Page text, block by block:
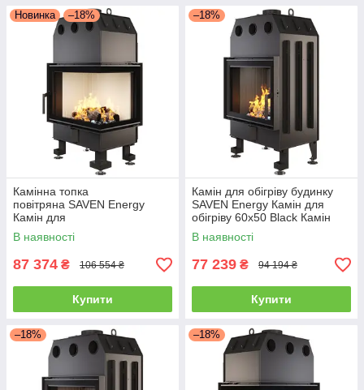
Новинка –18%
Камінна топка
повітряна SAVEN Energy
Камін для
оопалення 65х50х47R Кутова
топка (14,5 кВт) ECO
В наявності
87 374 ₴ 106 554 ₴
Купити
–18%
Камін для обігріву будинку
SAVEN Energy Камін для
обігріву 60x50 Black Камін
для обігріву 14,5 kW ECO
В наявності
77 239 ₴ 94 194 ₴
Купити
–18% –18%